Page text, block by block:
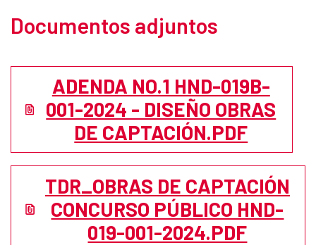
Documentos adjuntos
ADENDA NO.1 HND-019B-
001-2024 - DISEÑO OBRAS
DE CAPTACIÓN.PDF
TDR_OBRAS DE CAPTACIÓN
CONCURSO PÚBLICO HND-
019-001-2024.PDF